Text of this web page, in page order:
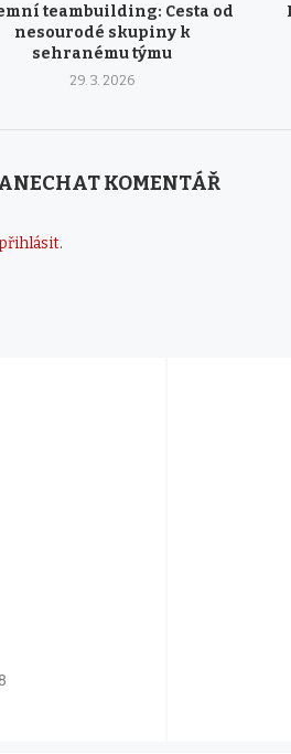
teambuilding: Cesta od
nesourodé skupiny k
sehranému týmu
29. 3. 2026
KOMENTÁŘ
.